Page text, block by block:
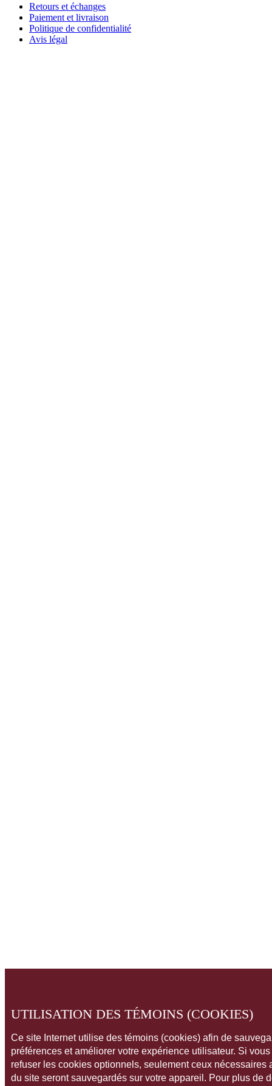
Retours et échanges
Paiement et livraison
Politique de confidentialité
Avis légal
UTILISATION DES TÉMOINS (COOKIES)
Ce site Internet utilise des témoins (cookies) afin de
préférences et améliorer votre expérience utilisateur. Si
refuser les cookies optionnels, seulement ceux nécessaires
du site seront sauvegardés sur votre appareil. Pour plus de